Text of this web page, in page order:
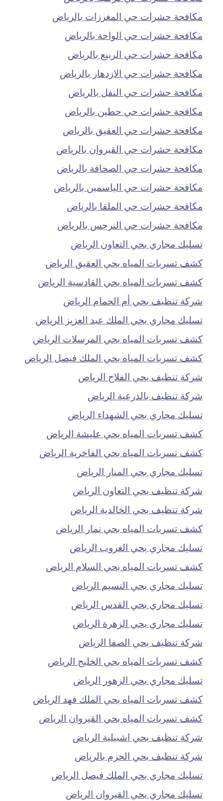
مكافحة حشرات حي المغرزات بالرياض
مكافحة حشرات حي الواحة بالرياض
مكافحة حشرات حي الربيع بالرياض
مكافحة حشرات حي الازدهار بالرياض
مكافحة حشرات حي النفل بالرياض
مكافحة حشرات حي حطين بالرياض
مكافحة حشرات حي العقيق بالرياض
مكافحة حشرات حي القيروان بالرياض
مكافحة حشرات حي الصحافة بالرياض
مكافحة حشرات حي الياسمين بالرياض
مكافحة حشرات حي الملقا بالرياض
مكافحة حشرات حي النرجس بالرياض
تسليك مجاري بحي التعاون الرياض
كشف تسربات المياه بحي العقيق الرياض
كشف تسربات المياه بحي القادسية الرياض
شركة تنظيف بحي أم الحمام الرياض
تسليك مجاري بحي الملك عبد العزيز الرياض
كشف تسربات المياه بحي المرسلات الرياض
كشف تسربات المياه بحي الملك فيصل الرياض
شركة تنظيف بحي الفلاح الرياض
شركة تنظيف بالدرعية الرياض
تسليك مجاري بحي الشهداء الرياض
كشف تسربات المياه بحي عليشة الرياض
كشف تسربات المياه بحي الفاخرية الرياض
تسليك مجاري بحي المنار الرياض
شركة تنظيف بحي التعاون الرياض
شركة تنظيف بحي الخالدية الرياض
كشف تسربات المياه بحي نمار الرياض
تسليك مجاري بحي الغروب الرياض
كشف تسربات المياه بحي السلام الرياض
تسليك مجاري بحي النسيم الرياض
تسليك مجاري بحي القدس الرياض
تسليك مجاري بحي الزهرة الرياض
شركة تنظيف بحي الصفا الرياض
كشف تسربات المياه بحي الخليج الرياض
تسليك مجاري بحي الزهور الرياض
كشف تسربات المياه بحي الملك فهد الرياض
كشف تسربات المياه بحي القيروان الرياض
شركة تنظيف بحي اشبيلية الرياض
شركة تنظيف بحي الحزم بالرياض
تسليك مجاري بحي الملك فيصل الرياض
تسليك مجاري بحي القيروان الرياض